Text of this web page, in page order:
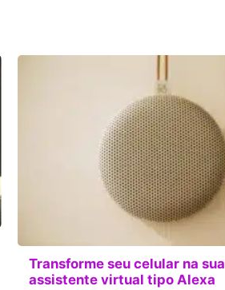
Transforme seu celular na sua
assistente virtual tipo Alexa